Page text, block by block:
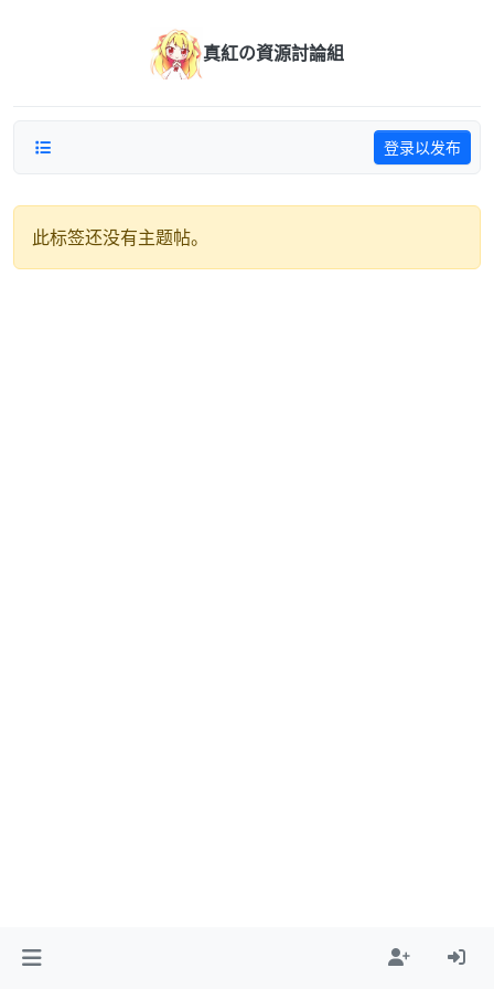
真紅の資源討論組
登录以发布
此标签还没有主题帖。